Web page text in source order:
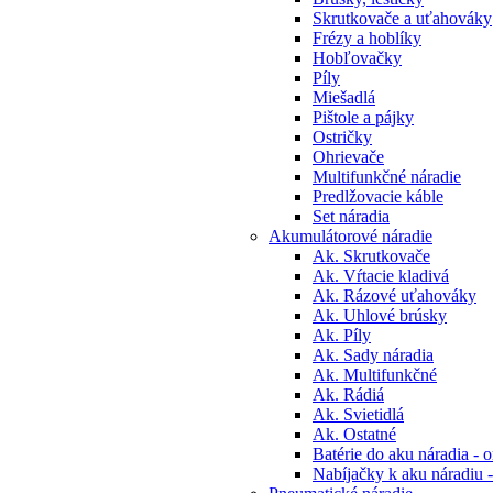
Skrutkovače a uťahováky
Frézy a hoblíky
Hobľovačky
Píly
Miešadlá
Pištole a pájky
Ostričky
Ohrievače
Multifunkčné náradie
Predlžovacie káble
Set náradia
Akumulátorové náradie
Ak. Skrutkovače
Ak. Vŕtacie kladivá
Ak. Rázové uťahováky
Ak. Uhlové brúsky
Ak. Píly
Ak. Sady náradia
Ak. Multifunkčné
Ak. Rádiá
Ak. Svietidlá
Ak. Ostatné
Batérie do aku náradia -
Nabíjačky k aku náradiu